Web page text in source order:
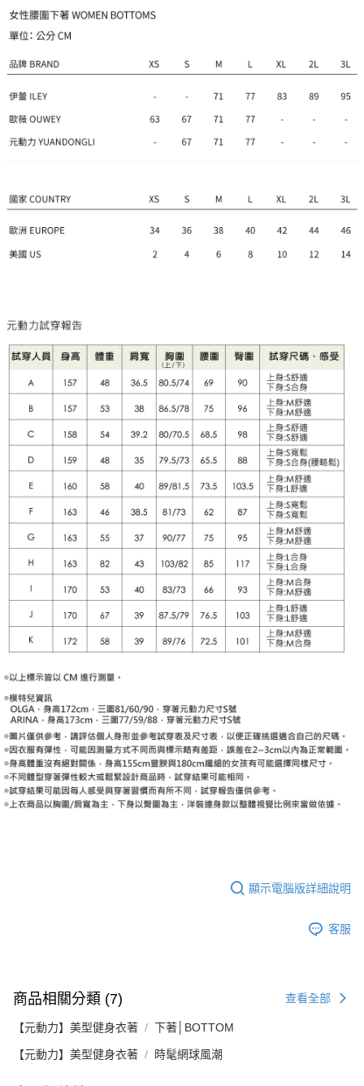
顯示電腦版詳細說明
客服
商品相關分類 (7) 查看全部
【元動力】美型健身衣著 下著│BOTTOM
【元動力】美型健身衣著 時髦網球風潮